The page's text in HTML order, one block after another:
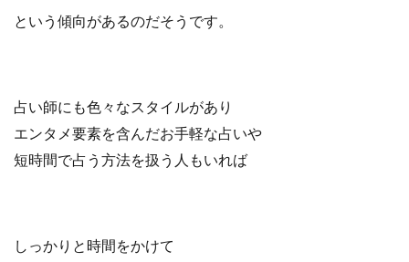
という傾向があるのだそうです。
占い師にも色々なスタイルがあり
エンタメ要素を含んだお手軽な占いや
短時間で占う方法を扱う人もいれば
しっかりと時間をかけて